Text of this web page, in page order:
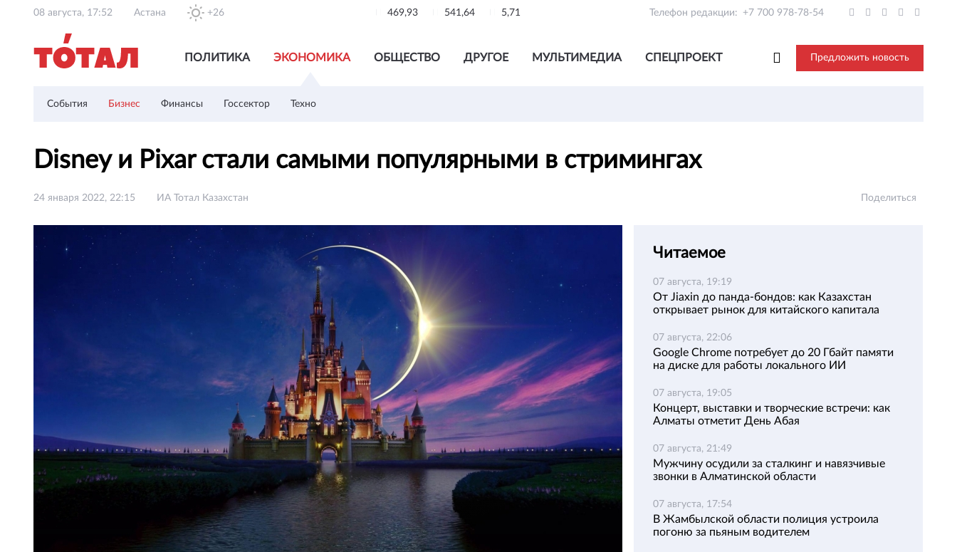
08 августа, 17:52 Астана +26 469,93 541,64 5,71 Телефон редакции: +7 700 978-78-54
ПОЛИТИКА ЭКОНОМИКА ОБЩЕСТВО ДРУГОЕ МУЛЬТИМЕДИА СПЕЦПРОЕКТ Предложить новость
События Бизнес Финансы Госсектор Техно
Disney и Pixar стали самыми популярными в стримингах
24 января 2022, 22:15 ИА Тотал Казахстан Поделиться
Читаемое
07 августа, 19:19
От Jiaxin до панда-бондов: как Казахстан
открывает рынок для китайского капитала
07 августа, 22:06
Google Chrome потребует до 20 Гбайт памяти
на диске для работы локального ИИ
07 августа, 19:05
Концерт, выставки и творческие встречи: как
Алматы отметит День Абая
07 августа, 21:49
Мужчину осудили за сталкинг и навязчивые
звонки в Алматинской области
07 августа, 17:54
В Жамбылской области полиция устроила
погоню за пьяным водителем